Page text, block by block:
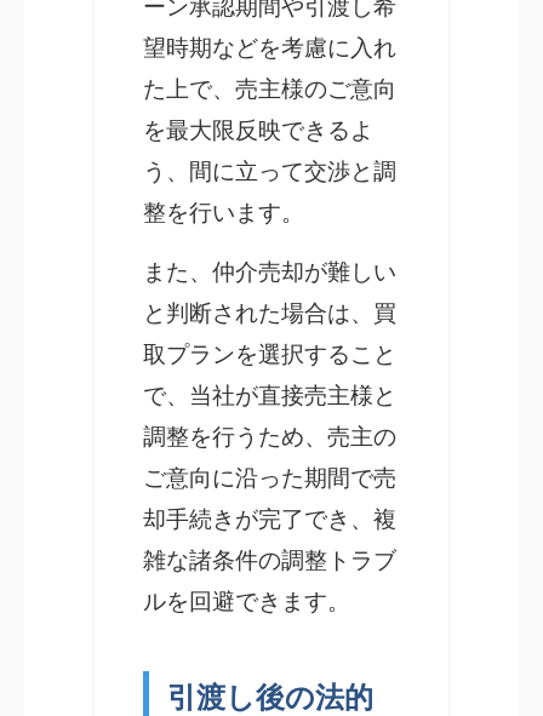
ーン承認期間や引渡し希
望時期などを考慮に入れ
た上で、売主様のご意向
を最大限反映できるよ
う、間に立って交渉と調
整を行います。
また、仲介売却が難しい
と判断された場合は、買
取プランを選択すること
で、当社が直接売主様と
調整を行うため、売主の
ご意向に沿った期間で売
却手続きが完了でき、複
雑な諸条件の調整トラブ
ルを回避できます。
引渡し後の法的